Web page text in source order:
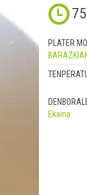
PLATER
Ekaina